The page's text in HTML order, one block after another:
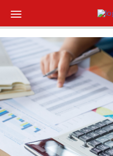
Suscríbase
Iniciar sesión
Portada
¿Qué está pasando?
Sectores y Empresas
Management